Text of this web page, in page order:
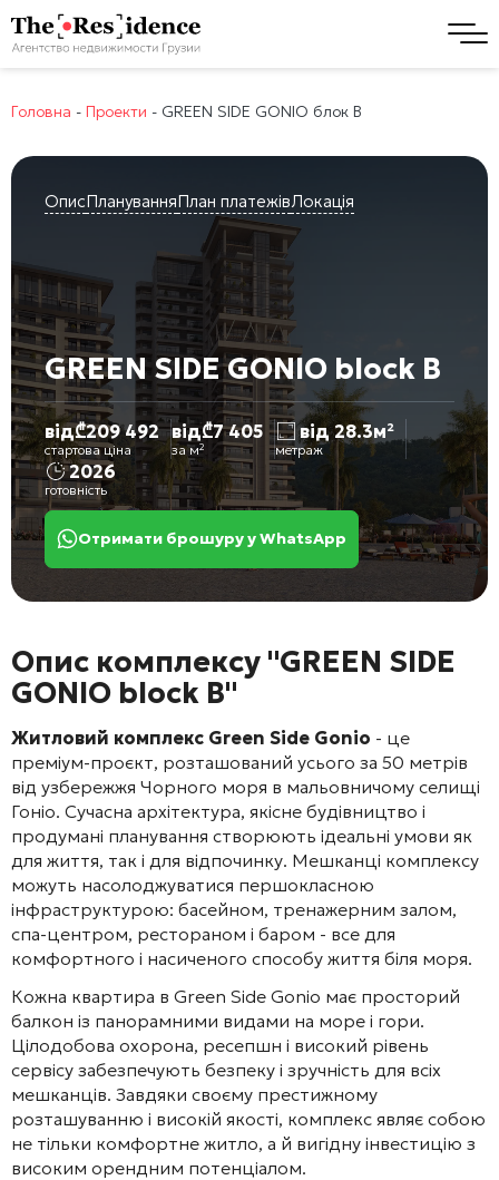
Головна - Проекти - GREEN SIDE GONIO блок B
ОписПлануванняПлан платежівЛокація
GREEN SIDE GONIO block B
від₾209 492
стартова ціна
від₾7 405
за м²
від 28.3м²
метраж
2026
готовність
Отримати брошуру у WhatsApp
Опис комплексу "GREEN SIDE
GONIO block B"
Житловий комплекс Green Side Gonio - це
преміум-проєкт, розташований усього за 50 метрів
від узбережжя Чорного моря в мальовничому селищі
Гоніо. Сучасна архітектура, якісне будівництво і
продумані планування створюють ідеальні умови як
для життя, так і для відпочинку. Мешканці комплексу
можуть насолоджуватися першокласною
інфраструктурою: басейном, тренажерним залом,
спа-центром, рестораном і баром - все для
комфортного і насиченого способу життя біля моря.
Кожна квартира в Green Side Gonio має просторий
балкон із панорамними видами на море і гори.
Цілодобова охорона, ресепшн і високий рівень
сервісу забезпечують безпеку і зручність для всіх
мешканців. Завдяки своєму престижному
розташуванню і високій якості, комплекс являє собою
не тільки комфортне житло, а й вигідну інвестицію з
високим орендним потенціалом.